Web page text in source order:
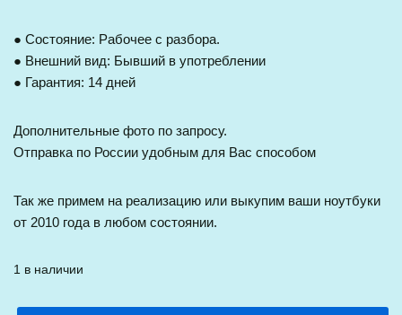
● Состояние: Рабочее с разбора.
● Внешний вид: Бывший в употреблении
● Гарантия: 14 дней
Дополнительные фото по запросу.
Отправка по России удобным для Вас способом
Так же примем на реализацию или выкупим ваши ноутбуки
от 2010 года в любом состоянии.
1 в наличии